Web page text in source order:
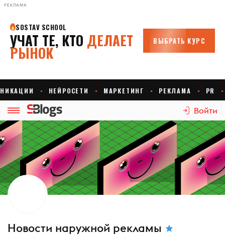
РЕКЛАМА
Войти
Новости наружной рекламы